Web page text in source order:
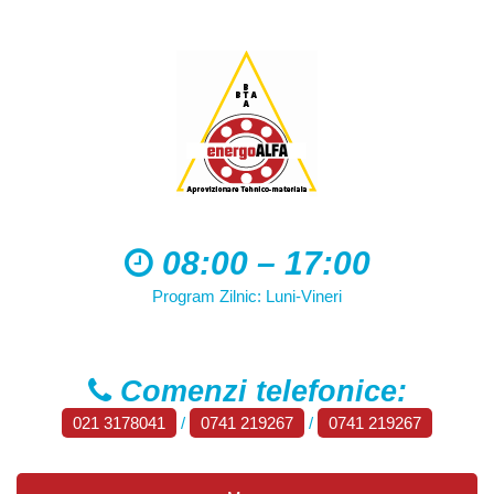
08:00 – 17:00
Program Zilnic: Luni-Vineri
Comenzi telefonice:
021 3178041 / 0741 219267 / 0741 219267